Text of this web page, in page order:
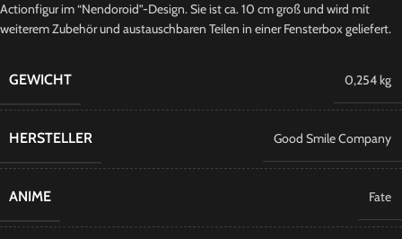
Actionfigur im “Nendoroid”-Design. Sie ist ca. 10 cm groß und wird mit
weiterem Zubehör und austauschbaren Teilen in einer Fensterbox geliefert.
GEWICHT 0,254 kg
HERSTELLER Good Smile Company
ANIME Fate